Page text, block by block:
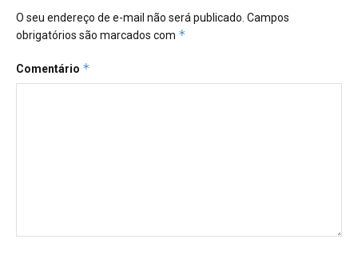
O seu endereço de e-mail não será publicado. Campos
obrigatórios são marcados com *
Comentário *